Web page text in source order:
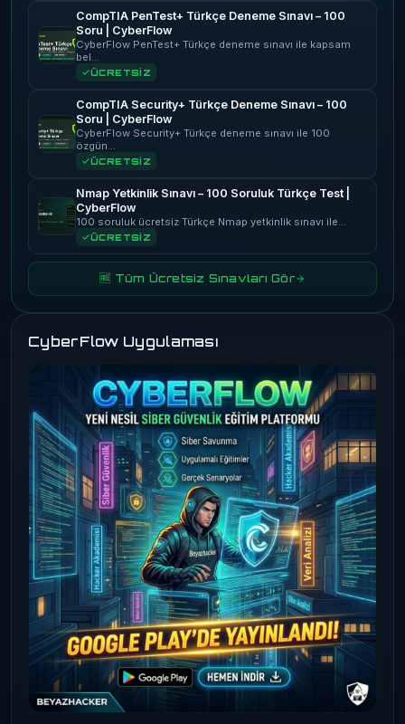
CompTIA PenTest+ Türkçe Deneme Sınavı – 100
Soru | CyberFlow
CyberFlow PenTest+ Türkçe deneme sınavı ile kapsam
bel…
ÜCRETSİZ
CompTIA Security+ Türkçe Deneme Sınavı – 100
Soru | CyberFlow
CyberFlow Security+ Türkçe deneme sınavı ile 100
özgün…
ÜCRETSİZ
Nmap Yetkinlik Sınavı – 100 Soruluk Türkçe Test |
CyberFlow
100 soruluk ücretsiz Türkçe Nmap yetkinlik sınavı ile…
ÜCRETSİZ
🆓 Tüm Ücretsiz Sınavları Gör
CyberFlow Uygulaması